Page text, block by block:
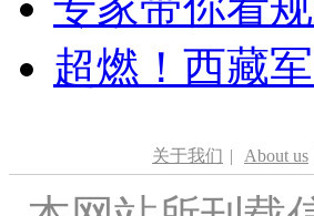
超燃！西藏
关于我们 | About us